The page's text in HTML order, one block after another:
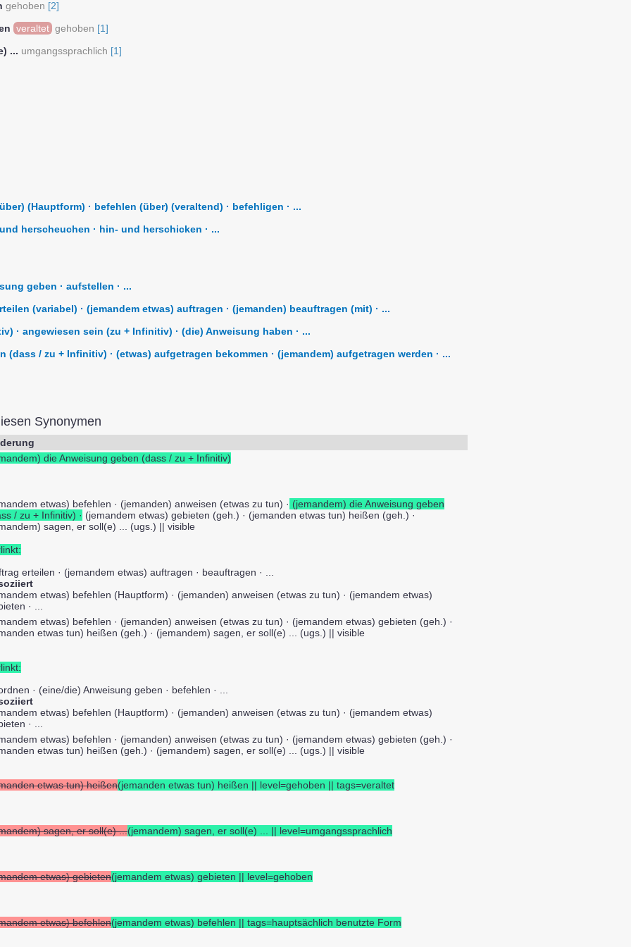
gehoben [2]
veraltet gehoben [1]
... umgangssprachlich [1]
(Hauptform) · befehlen (über) (veraltend) · befehligen · ...
herscheuchen · hin- und herschicken · ...
geben · aufstellen · ...
(variabel) · (jemandem etwas) auftragen · (jemanden) beauftragen (mit) · ...
· angewiesen sein (zu + Infinitiv) · (die) Anweisung haben · ...
(dass / zu + Infinitiv) · (etwas) aufgetragen bekommen · (jemandem) aufgetragen werden · ...
Synonymen
die Anweisung geben (dass / zu + Infinitiv)
etwas) befehlen · (jemanden) anweisen (etwas zu tun) · (jemandem) die Anweisung geben
/ zu + Infinitiv) · (jemandem etwas) gebieten (geh.) · (jemanden etwas tun) heißen (geh.) ·
sagen, er soll(e) ... (ugs.) || visible
erteilen · (jemandem etwas) auftragen · beauftragen · ...
etwas) befehlen (Hauptform) · (jemanden) anweisen (etwas zu tun) · (jemandem etwas)
· ...
etwas) befehlen · (jemanden) anweisen (etwas zu tun) · (jemandem etwas) gebieten (geh.) ·
etwas tun) heißen (geh.) · (jemandem) sagen, er soll(e) ... (ugs.) || visible
· (eine/die) Anweisung geben · befehlen · ...
etwas) befehlen (Hauptform) · (jemanden) anweisen (etwas zu tun) · (jemandem etwas)
· ...
etwas) befehlen · (jemanden) anweisen (etwas zu tun) · (jemandem etwas) gebieten (geh.) ·
etwas tun) heißen (geh.) · (jemandem) sagen, er soll(e) ... (ugs.) || visible
etwas tun) heißen(jemanden etwas tun) heißen || level=gehoben || tags=veraltet
sagen, er soll(e) ...(jemandem) sagen, er soll(e) ... || level=umgangssprachlich
etwas) gebieten(jemandem etwas) gebieten || level=gehoben
etwas) befehlen(jemandem etwas) befehlen || tags=hauptsächlich benutzte Form